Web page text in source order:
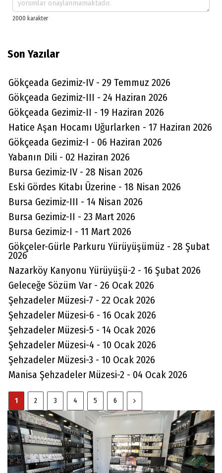
Son Yazılar
Gökçeada Gezimiz-IV - 29 Temmuz 2026
Gökçeada Gezimiz-III - 24 Haziran 2026
Gökçeada Gezimiz-II - 19 Haziran 2026
Hatice Aşan Hocamı Uğurlarken - 17 Haziran 2026
Gökçeada Gezimiz-I - 06 Haziran 2026
Yabanın Dili - 02 Haziran 2026
Bursa Gezimiz-IV - 28 Nisan 2026
Eski Gördes Kitabı Üzerine - 18 Nisan 2026
Bursa Gezimiz-III - 14 Nisan 2026
Bursa Gezimiz-II - 23 Mart 2026
Bursa Gezimiz-I - 11 Mart 2026
Gökçeler-Gürle Parkuru Yürüyüşümüz - 28 Şubat
2026
Nazarköy Kanyonu Yürüyüşü-2 - 16 Şubat 2026
Geleceğe Sözüm Var - 26 Ocak 2026
Şehzadeler Müzesi-7 - 22 Ocak 2026
Şehzadeler Müzesi-6 - 16 Ocak 2026
Şehzadeler Müzesi-5 - 14 Ocak 2026
Şehzadeler Müzesi-4 - 10 Ocak 2026
Şehzadeler Müzesi-3 - 10 Ocak 2026
Manisa Şehzadeler Müzesi-2 - 04 Ocak 2026
1 2 3 4 5 6